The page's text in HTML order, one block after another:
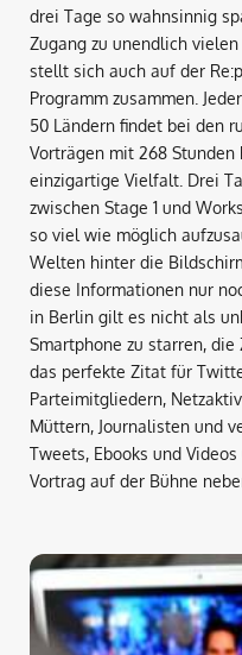
drei Tage so wahnsinnig
Zugang zu unendlich
stellt sich auch auf der
Programm zusammen.
50 Ländern findet bei den
Vorträgen mit 268
einzigartige Vielfalt. Drei
zwischen Stage 1 und
so viel wie möglich
Welten hinter die
diese Informationen nur
in Berlin gilt es nicht als
Smartphone zu starren,
das perfekte Zitat für
Parteimitgliedern,
Müttern, Journalisten und
Tweets, Ebooks und
Vortrag auf der Bühne